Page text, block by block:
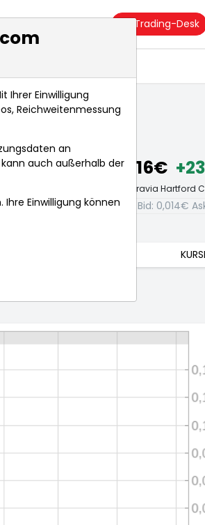
Trading-Desk
0,016€
Echtzeit-Aktienkurs Belgravia Hartford
Bid: 0,014€
Ihrer Einwilligung
Reichweitenmessung
an
auch außerhalb der
Einwilligung können